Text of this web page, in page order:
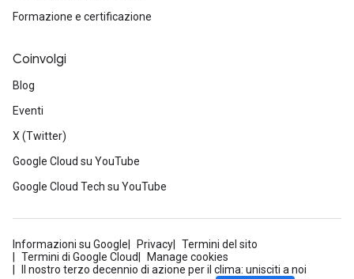
Formazione e certificazione
Coinvolgi
Blog
Eventi
X (Twitter)
Google Cloud su YouTube
Google Cloud Tech su YouTube
Informazioni su Google Privacy
Termini del sito
Termini di Google Cloud
Manage cookies
Il nostro terzo decennio di azione per il clima: unisciti a noi